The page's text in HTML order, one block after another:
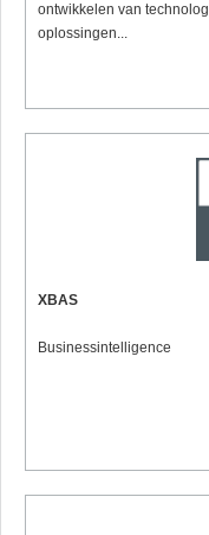
ontwikkelen van
oplossingen...
XBAS
Businessintelligence